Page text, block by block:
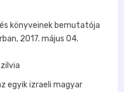
könyveinek bemutatója
2017. május 04.
egyik izraeli magyar